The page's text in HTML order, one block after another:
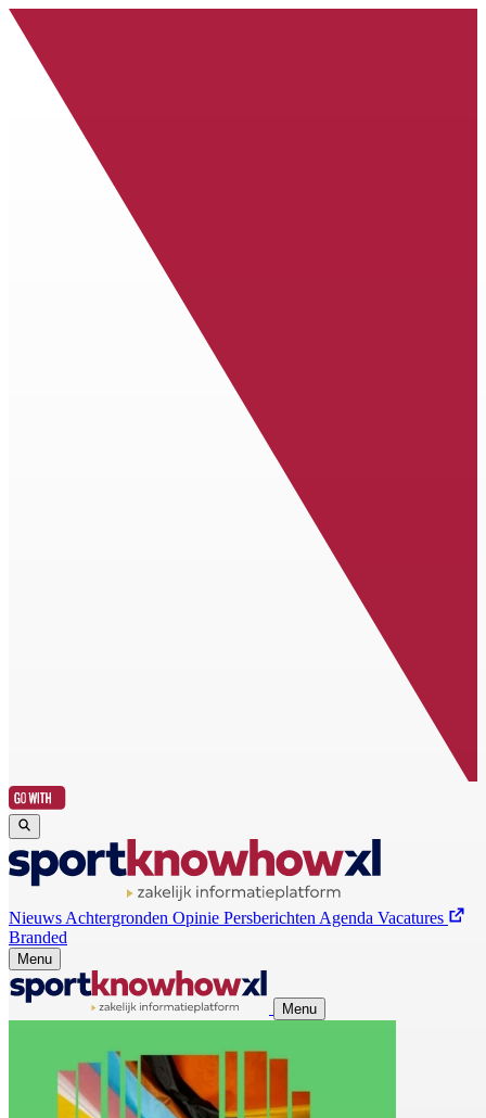
Nieuws Achtergronden Opinie Persberichten Agenda Vacatures
Branded
Menu
Menu